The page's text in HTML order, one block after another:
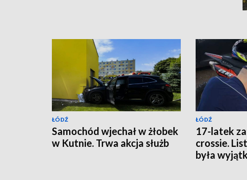
ŁÓDŹ
Samochód wjechał w żłobek
w Kutnie. Trwa akcja służb
ŁÓDŹ
17-latek
crossie.
była